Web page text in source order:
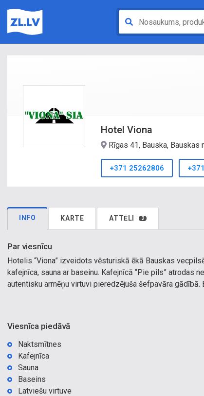
Hotel Viona
Rīgas 41, Bauska, Bauskas
+371 25262806
INFO KARTE ATTĒLI 2
Par viesnīcu
Hotelis “Viona” izveidots vēsturiskā ēkā Bauskas
kafejnīca, sauna ar baseinu. Kafejnīcā “Pie pils” atrodas
autentisku armēņu virtuvi pieredzējuša šefpavāra gādībā.
Viesnīca piedāvā
Naktsmītnes
Kafejnīca
Sauna
Baseins
Latviešu virtuve